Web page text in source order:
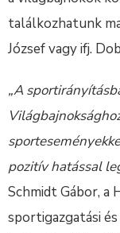
találkozhatunk
József vagy ifj.
„A
pozitív hatással
Schmidt Gábor, a
sportigazgatási